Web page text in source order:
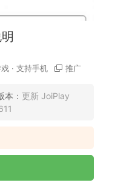
· 支持手机 推广
本： 更新 JoiPlay